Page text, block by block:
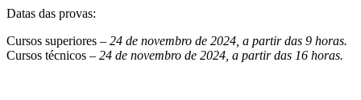
Datas das provas:
Cursos superiores – 24 de novembro de 2024, a partir das 9 horas.
Cursos técnicos – 24 de novembro de 2024, a partir das 16 horas.